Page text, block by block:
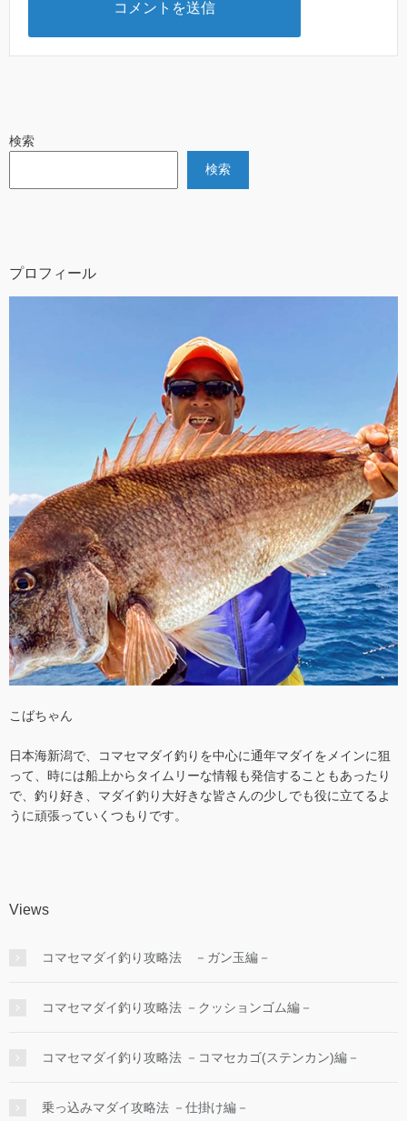
検索
検索
プロフィール
こばちゃん
日本海新潟で、コマセマダイ釣りを中心に通年マダイをメインに狙
って、時には船上からタイムリーな情報も発信することもあったり
で、釣り好き、マダイ釣り大好きな皆さんの少しでも役に立てるよ
うに頑張っていくつもりです。
Views
コマセマダイ釣り攻略法 －ガン玉編－
コマセマダイ釣り攻略法 －クッションゴム編－
コマセマダイ釣り攻略法 －コマセカゴ(ステンカン)編－
乗っ込みマダイ攻略法 －仕掛け編－